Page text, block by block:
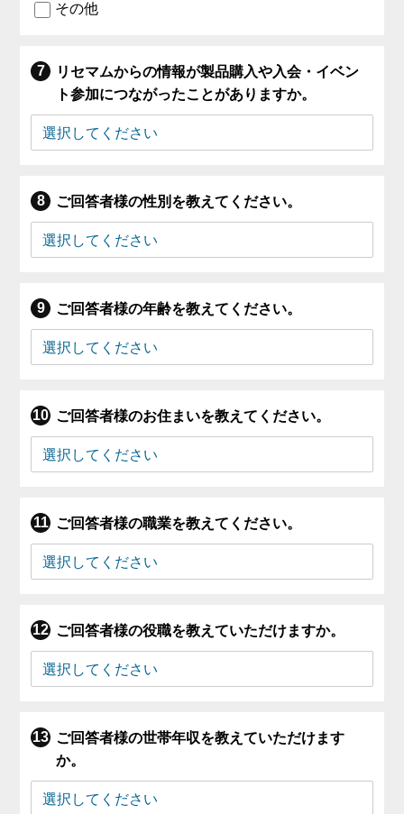
その他
リセマムからの情報が製品購入や入会・イベン
ト参加につながったことがありますか。
ご回答者様の性別を教えてください。
ご回答者様の年齢を教えてください。
ご回答者様のお住まいを教えてください。
ご回答者様の職業を教えてください。
ご回答者様の役職を教えていただけますか。
ご回答者様の世帯年収を教えていただけます
か。